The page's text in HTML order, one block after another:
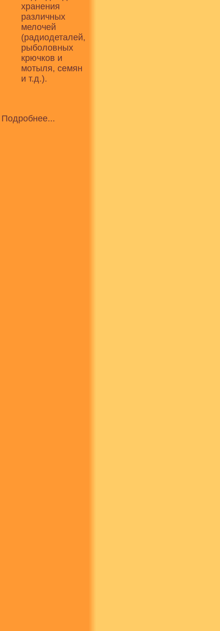
хранения
различных
мелочей
(радиодеталей,
рыболовных
крючков и
мотыля, семян
и т.д.).
Подробнее...